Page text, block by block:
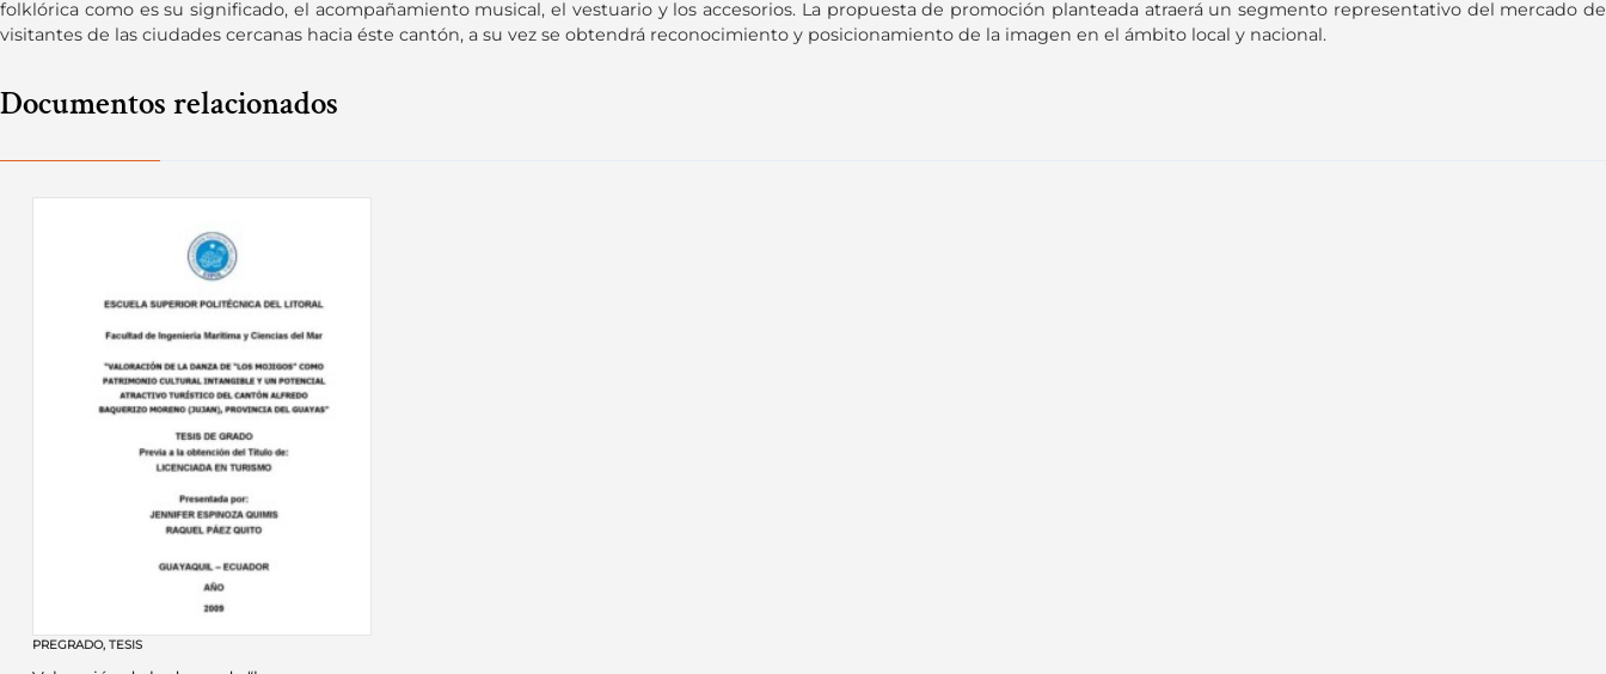
folklórica como es su significado, el acompañamiento musical, el vestuario y los accesorios. La propuesta de promoción planteada atraerá un segmento representativo del mercado de
visitantes de las ciudades cercanas hacia éste cantón, a su vez se obtendrá reconocimiento y posicionamiento de la imagen en el ámbito local y nacional.
Documentos relacionados
PREGRADO, TESIS